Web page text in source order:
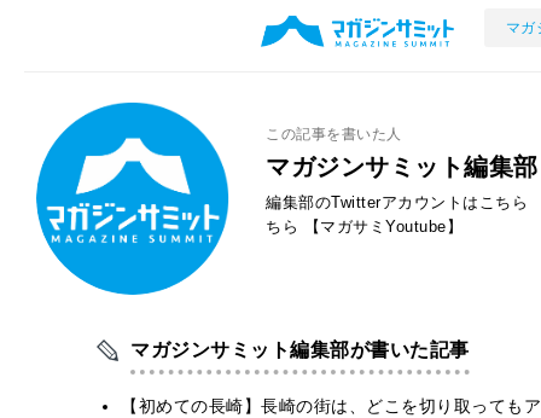
マガ
この記事を書いた人
マガジンサミット編集部
編集部のTwitterアカウントはこちら
ちら
【マガサミYoutube】
マガジンサミット編集部が書いた記事
【初めての長崎】長崎の街は、どこを切り取って